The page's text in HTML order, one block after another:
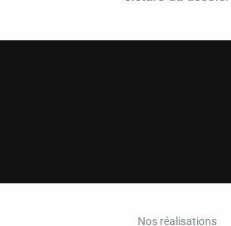
Nos réalisations